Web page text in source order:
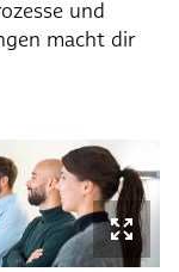
und
macht dir